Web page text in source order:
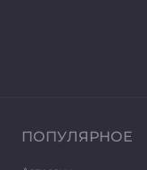
ПОПУЛЯРНОЕ